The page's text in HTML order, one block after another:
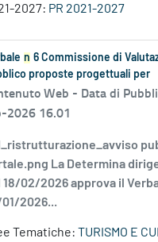
2027: PR 2021-2027
n 6 Commissione di
proposte progettuali per
Web - Data di
2026 16.01
La Determina
18/02/2026 approva il
2026...
Tematiche: TURISMO E